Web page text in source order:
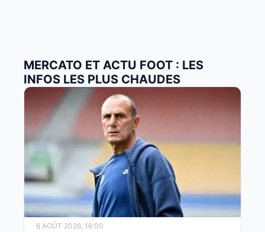
MERCATO ET ACTU FOOT : LES
INFOS LES PLUS CHAUDES
6 AOÛT 2026, 16:00